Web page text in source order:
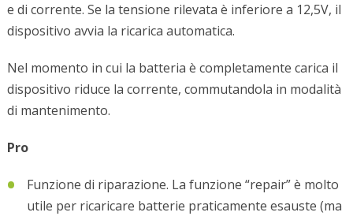
e di corrente. Se la tensione rilevata è inferiore a 12,5V, il
dispositivo avvia la ricarica automatica.
Nel momento in cui la batteria è completamente carica il
dispositivo riduce la corrente, commutandola in modalità
di mantenimento.
Pro
Funzione di riparazione. La funzione “repair” è molto
utile per ricaricare batterie praticamente esauste (ma